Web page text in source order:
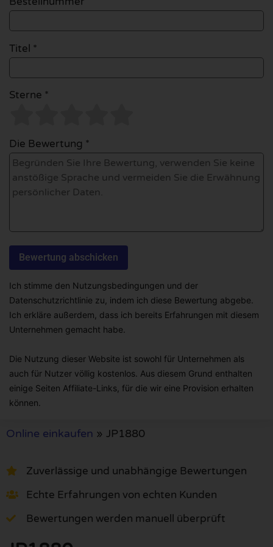
Titel *
Sterne *
Die Bewertung *
Ich stimme den Nutzungsbedingungen und der
Datenschutzrichtlinie zu, indem ich diese Bewertung abgebe.
Ich erkläre außerdem, dass ich bereits Erfahrungen mit diesem
Unternehmen gemacht habe.
Die Nutzung dieser Website ist sowohl für Unternehmen als
auch für Nutzer völlig kostenlos. Aus diesem Grund enthalten
einige Seiten Affiliate-Links, für die wir eine Provision erhalten
können.
Online einkaufen » JP1880
Zuverlässige und unabhängige Bewertungen
Echte Erfahrungen von echten Kunden
Bewertungen werden manuell überprüft